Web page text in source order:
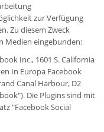
zur Verfügung
Zu diesem Zweck
Medien eingebunden:
Inc., 1601 S. California
In Europa Facebook
Canal Harbour, D2
Die Plugins sind mit
"Facebook Social